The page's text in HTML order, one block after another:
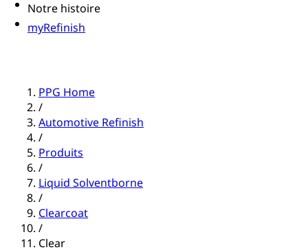
Notre histoire
myRefinish
PPG Home
/
Automotive Refinish
/
Produits
/
Liquid Solventborne
/
Clearcoat
/
Clear